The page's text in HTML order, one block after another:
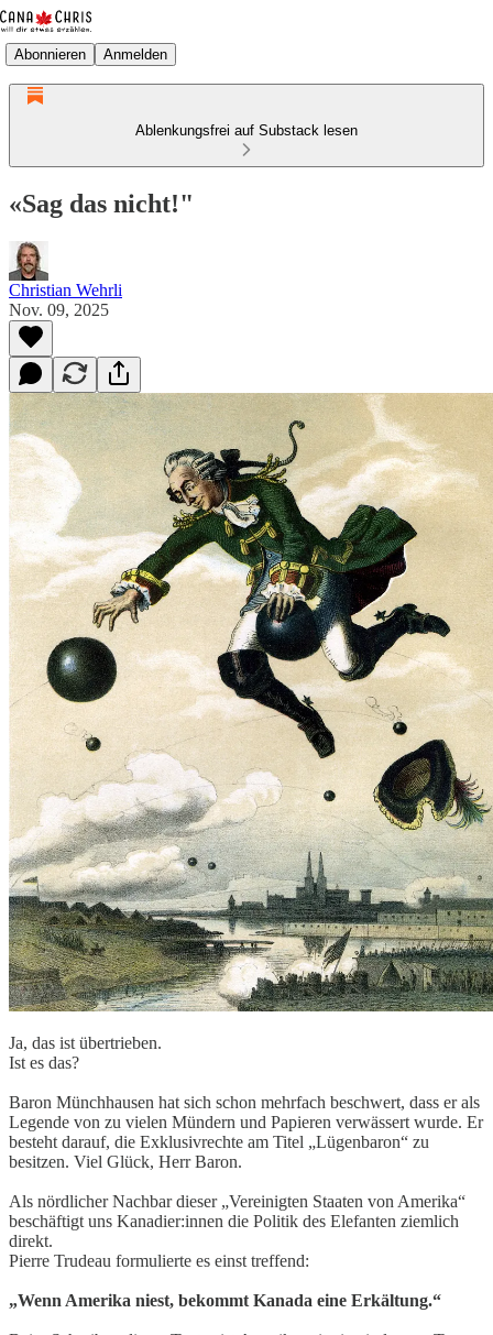
Abonnieren Anmelden
Ablenkungsfrei auf Substack lesen
«Sag das nicht!"
Christian Wehrli
Nov. 09, 2025
Ja, das ist übertrieben.
Ist es das?
Baron Münchhausen hat sich schon mehrfach beschwert, dass er als
Legende von zu vielen Mündern und Papieren verwässert wurde. Er
besteht darauf, die Exklusivrechte am Titel „Lügenbaron“ zu
besitzen. Viel Glück, Herr Baron.
Als nördlicher Nachbar dieser „Vereinigten Staaten von Amerika“
beschäftigt uns Kanadier:innen die Politik des Elefanten ziemlich
direkt.
Pierre Trudeau formulierte es einst treffend:
„Wenn Amerika niest, bekommt Kanada eine Erkältung.“